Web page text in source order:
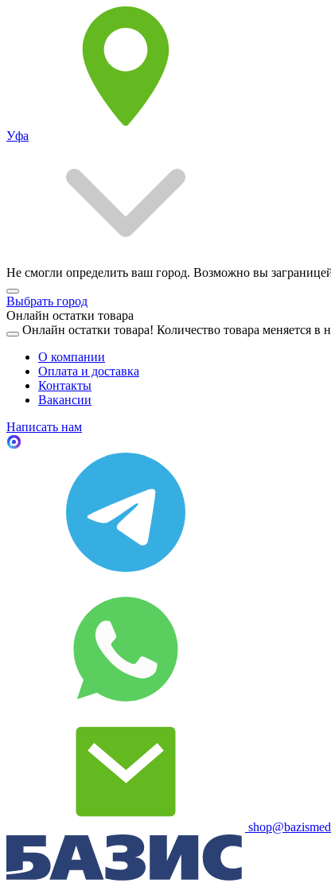
Уфа
Не смогли определить ваш город. Возможно вы
Выбрать город
Онлайн остатки товара
Онлайн остатки товара! Количество товара меняется в
О компании
Оплата и доставка
Контакты
Вакансии
Написать нам